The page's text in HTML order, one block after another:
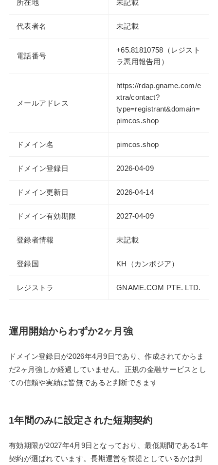
所在地 未記載
代表者名 未記載
電話番号
+65.81810758（レジスト
ラ悪用報告用）
メールアドレス
https://rdap.gname.com/e
xtra/contact?
type=registrant&domain=
pimcos.shop
ドメイン名 pimcos.shop
ドメイン登録日 2026-04-09
ドメイン更新日 2026-04-14
ドメイン有効期限 2027-04-09
登録者情報 未記載
登録国 KH（カンボジア）
レジストラ GNAME.COM PTE. LTD.
運用開始からわずか2ヶ月強
ドメイン登録日が2026年4月9日であり、作成されてからま
だ2ヶ月強しか経過していません。正規の金融サービスとし
ての信頼や実績は皆無であると判断できます
1年間のみに設定された短期契約
有効期限が2027年4月9日となっており、最低期間である1年
契約が選ばれています。長期運営を前提としているかは判